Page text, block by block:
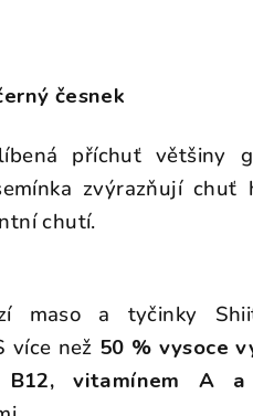
česnek
příchuť většiny
zvýrazňují
chutí.
maso a tyčinky
více než 50 % vysoce
B12, vitamínem A a